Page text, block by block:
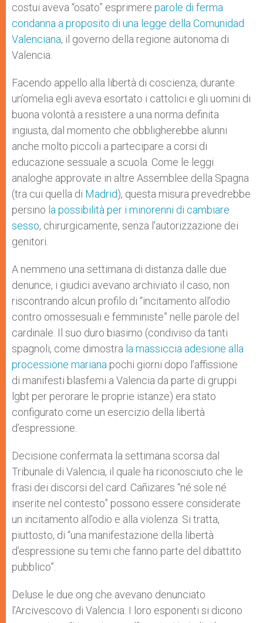
costui aveva “osato” esprimere parole di ferma
condanna a proposito di una legge della Comunidad
Valenciana, il governo della regione autonoma di
Valencia.
Facendo appello alla libertà di coscienza, durante
un’omelia egli aveva esortato i cattolici e gli uomini di
buona volontà a resistere a una norma definita
ingiusta, dal momento che obbligherebbe alunni
anche molto piccoli a partecipare a corsi di
educazione sessuale a scuola. Come le leggi
analoghe approvate in altre Assemblee della Spagna
(tra cui quella di Madrid), questa misura prevedrebbe
persino la possibilità per i minorenni di cambiare
sesso, chirurgicamente, senza l’autorizzazione dei
genitori.
A nemmeno una settimana di distanza dalle due
denunce, i giudici avevano archiviato il caso, non
riscontrando alcun profilo di “incitamento all’odio
contro omossesuali e femministe” nelle parole del
cardinale. Il suo duro biasimo (condiviso da tanti
spagnoli, come dimostra la massiccia adesione alla
processione mariana pochi giorni dopo l’affissione
di manifesti blasfemi a Valencia da parte di gruppi
lgbt per perorare le proprie istanze) era stato
configurato come un esercizio della libertà
d’espressione.
Decisione confermata la settimana scorsa dal
Tribunale di Valencia, il quale ha riconosciuto che le
frasi dei discorsi del card. Cañizares “né sole né
inserite nel contesto” possono essere considerate
un incitamento all’odio e alla violenza. Si tratta,
piuttosto, di “una manifestazione della libertà
d’espressione su temi che fanno parte del dibattito
pubblico”.
Deluse le due ong che avevano denunciato
l’Arcivescovo di Valencia. I loro esponenti si dicono